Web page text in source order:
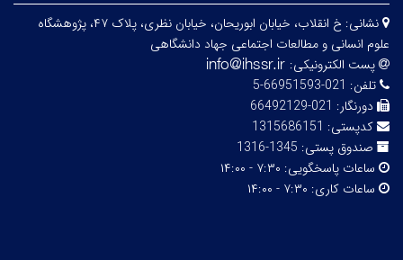
نشانی:
خ انقلاب، خیابان ابوریحان، خیابان نظری، پلاک ۴۷، پژوهشگاه
علوم انسانی و مطالعات اجتماعی جهاد دانشگاهی
پست الکترونیکی:
تلفن: 021-66951593-5
دورنگار: 021-66492129
کدپستی: 1315686151
صندوق پستی: 1345-1316
ساعات پاسخگویی: ۷:۳۰ - ۱۴:۰۰
ساعات کاری: ۷:۳۰ - ۱۴:۰۰